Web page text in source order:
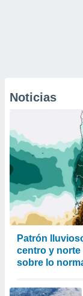
Noticias
Patrón
centro y
sobre lo